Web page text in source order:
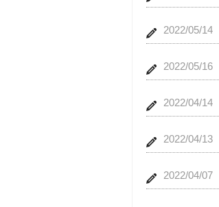
2022/05/14
2022/05/16
2022/04/14
2022/04/13
2022/04/07